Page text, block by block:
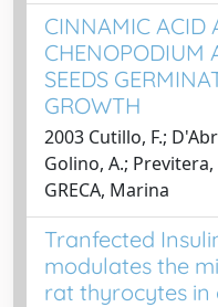
CINNAMIC ACID
CHENOPODIUM
SEEDS
GROWTH
2003 Cutillo, F.;
Golino, A.;
GRECA, Marina
Tranfected
modulates the
rat thyrocytes in